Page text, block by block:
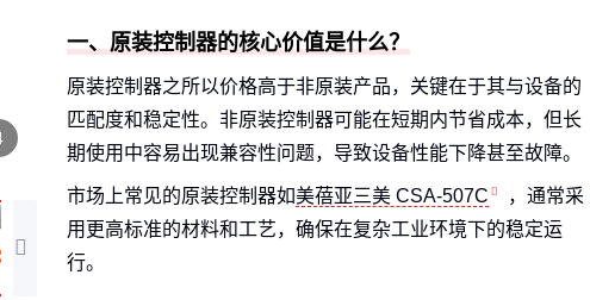
一、原装控制器的核心价值是什么？
原装控制器之所以价格高于非原装产品，关键在于其与设备的
匹配度和稳定性。非原装控制器可能在短期内节省成本，但长
期使用中容易出现兼容性问题，导致设备性能下降甚至故障。
市场上常见的原装控制器如美蓓亚三美 CSA-507C
，通常采
用更高标准的材料和工艺，确保在复杂工业环境下的稳定运
行。